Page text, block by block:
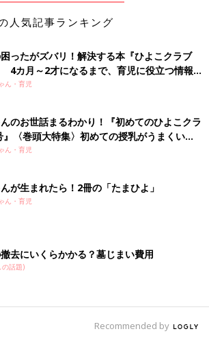
人気記事ランキング
ったがズバリ！解決する本『ひよこクラブ
4カ月～2才になるまで、育児に役立つ情報が
！
ん・育児
のお世話まるわかり！『初めてのひよこクラ
』〈巻頭大特集〉初めての授乳がうまくい
っぱい・ミルクの基本と夏のトラブル 解決テ
ん・育児
が生まれたら！2冊の「たまひよ」
ん・育児
去にいくらかかる？墓じまい費用
の話題)
Recommended by